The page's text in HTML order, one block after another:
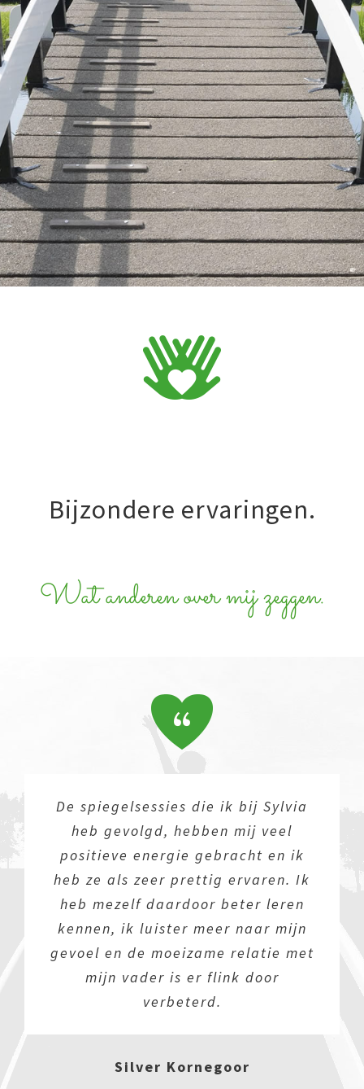
Bijzondere ervaringen.
Wat anderen over mij zeggen.
De spiegelsessies die ik bij Sylvia
heb gevolgd, hebben mij veel
positieve energie gebracht en ik
heb ze als zeer prettig ervaren. Ik
heb mezelf daardoor beter leren
kennen, ik luister meer naar mijn
gevoel en de moeizame relatie met
mijn vader is er flink door
verbeterd.
Silver Kornegoor